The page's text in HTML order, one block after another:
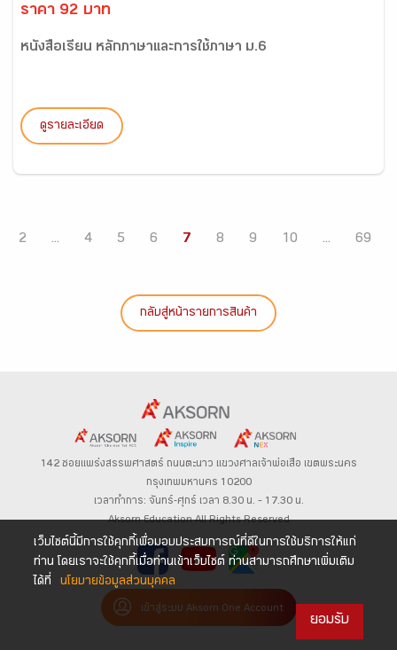
ราคา 92 บาท
หนังสือเรียน หลักภาษาและการใช้ภาษา ม.6
ดูรายละเอียด
2 ... 4 5 6 7 8 9 10 ... 69
กลับสู่หน้ารายการสินค้า
142 ซอยแพร่งสรรพศาสตร์ ถนนตะนาว แขวงศาลเจ้าพ่อเสือ เขตพระนคร
กรุงเทพมหานคร 10200
เวลาทำการ: จันทร์-ศุกร์ เวลา 8.30 น. – 17.30 น.
Aksorn Education All Rights Reserved
เข้าสู่ระบบ Aksorn One Account
เว็บไซต์นี้มีการใช้คุกกี้เพื่อมอบประสบการณ์ที่ดีในการใช้บริการให้แก่
ท่าน โดยเราจะใช้คุกกี้เมื่อท่านเข้าเว็บไซต์ ท่านสามารถศึกษาเพิ่มเติม
ได้ที่
นโยบายข้อมูลส่วนบุคคล
ยอมรับ